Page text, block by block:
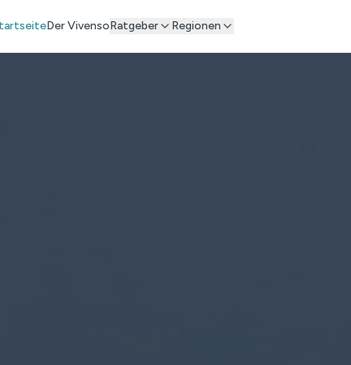
Der VivensoRatgeber Regionen